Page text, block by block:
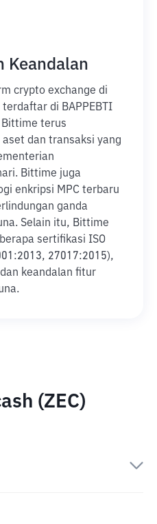
Keandalan
crypto exchange di
di BAPPEBTI
Bittime terus
dan transaksi yang
Bittime juga
enkripsi MPC terbaru
ganda
Selain itu, Bittime
sertifikasi ISO
27017:2015),
keandalan fitur
(ZEC)